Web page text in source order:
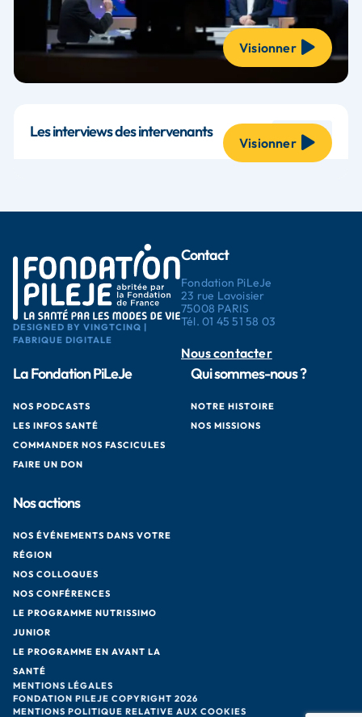
Visionner
Les interviews des intervenants 16 VIDÉOS
Visionner
DESIGNED BY VINGTCINQ |
FABRIQUE DIGITALE
Contact
Fondation PiLeJe
23 rue Lavoisier
75008 PARIS
Tél.01 45 51 58 03
Nous contacter
La Fondation PiLeJe
NOS PODCASTS
LES INFOS SANTÉ
COMMANDER NOS FASCICULES
FAIRE UN DON
Qui sommes-nous ?
NOTRE HISTOIRE
NOS MISSIONS
Nos actions
NOS ÉVÉNEMENTS DANS VOTRE
RÉGION
NOS COLLOQUES
NOS CONFÉRENCES
LE PROGRAMME NUTRISSIMO
JUNIOR
LE PROGRAMME EN AVANT LA
SANTÉ
MENTIONS LÉGALES
FONDATION PILEJE COPYRIGHT 2026
MENTIONS POLITIQUE RELATIVE AUX COOKIES